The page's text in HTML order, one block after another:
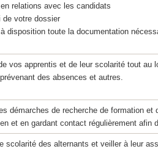
relations avec les candidats
de votre dossier
disposition toute la documentation
vos apprentis et de leur scolarité tout au
des absences et autres.
démarches de recherche de formation
et en gardant contact régulièrement afin
scolarité des alternants et veiller à leur